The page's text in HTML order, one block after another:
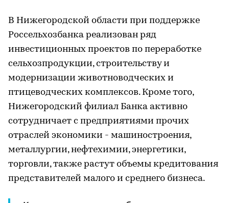
В Нижегородской области при поддержке
Россельхозбанка реализован ряд
инвестиционных проектов по переработке
сельхозпродукции, строительству и
модернизации животноводческих и
птицеводческих комплексов. Кроме того,
Нижегородский филиал Банка активно
сотрудничает с предприятиями прочих
отраслей экономики - машиностроения,
металлургии, нефтехимии, энергетики,
торговли, также растут объемы кредитования
представителей малого и среднего бизнеса.